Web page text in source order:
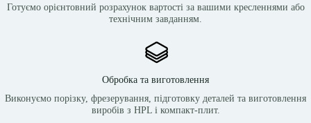
Готуємо орієнтовний розрахунок вартості за вашими кресленнями або
технічним завданням.
Обробка та виготовлення
Виконуємо порізку, фрезерування, підготовку деталей та виготовлення
виробів з HPL і компакт-плит.